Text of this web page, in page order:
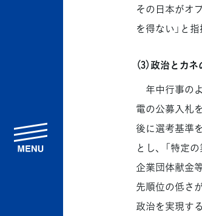
その日本がオ
を得ない」と
（3）政治とカ
年中行事の
電の公募入札
後に選考基準
とし、「特定
企業団体献金
先順位の低さ
政治を実現す